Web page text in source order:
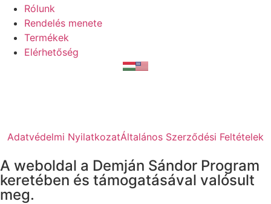
Rólunk
Rendelés menete
Termékek
Elérhetőség
Adatvédelmi NyilatkozatÁltalános Szerződési Feltételek
A weboldal a Demján Sándor Program
keretében és támogatásával valósult
meg.